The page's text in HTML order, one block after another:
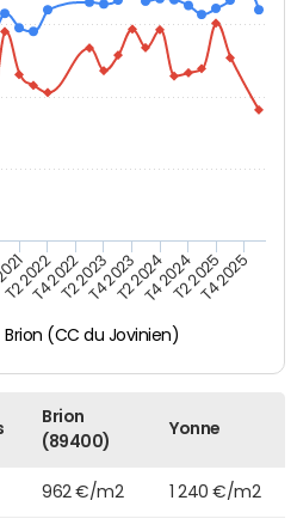
Brion (CC du Jovinien)
T2 2022T4 2022T2 2023T4 2023T2 2024T4 2024T2 2025T4 2025
Brion
(89400)
Yonne
962 €/m2 1 240 €/m2